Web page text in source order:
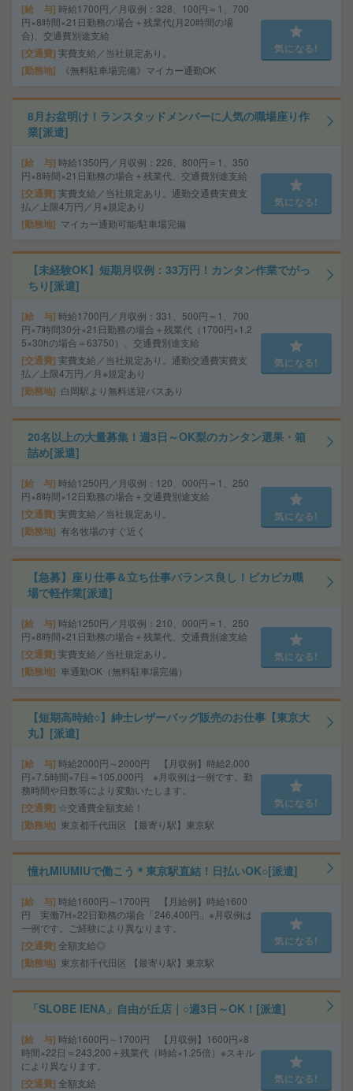
給 与 時給1700円／月収例：328、100円＝1、700
円×8時間×21日勤務の場合＋残業代(月20時間の場
合)、交通費別途支給
交通費 実費支給／当社規定あり。
勤務地 《無料駐車場完備》マイカー通勤OK
気になる!
8月お盆明け！ランスタッドメンバーに人気の職場座り作
業[派遣]
給 与 時給1350円／月収例：226、800円＝1、350
円×8時間×21日勤務の場合＋残業代、交通費別途支給
交通費 実費支給／当社規定あり。通勤交通費実費支
払／上限4万円／月※規定あり
勤務地 マイカー通勤可能/駐車場完備
気になる!
【未経験OK】短期月収例：33万円！カンタン作業でがっ
ちり[派遣]
給 与 時給1700円／月収例：331、500円＝1、700
円×7時間30分×21日勤務の場合＋残業代（1700円×1.2
5×30hの場合＝63750）、交通費別途支給
交通費 実費支給／当社規定あり。通勤交通費実費支
払／上限4万円／月※規定あり
勤務地 白岡駅より無料送迎バスあり
気になる!
20名以上の大量募集！週3日～OK梨のカンタン選果・箱
詰め[派遣]
給 与 時給1250円／月収例：120、000円＝1、250
円×8時間×12日勤務の場合＋交通費別途支給
交通費 実費支給／当社規定あり。
勤務地 有名牧場のすぐ近く
気になる!
【急募】座り仕事＆立ち仕事バランス良し！ピカピカ職
場で軽作業[派遣]
給 与 時給1250円／月収例：210、000円＝1、250
円×8時間×21日勤務の場合＋残業代、交通費別途支給
交通費 実費支給／当社規定あり。
勤務地 車通勤OK（無料駐車場完備）
気になる!
【短期高時給○】紳士レザーバッグ販売のお仕事【東京大
丸】[派遣]
給 与 時給2000円～2000円 【月収例】時給2,000
円×7.5時間×7日＝105,000円 ※月収例は一例です。勤
務時間や日数等により変動いたします。
交通費 ☆交通費全額支給！
勤務地 東京都千代田区 【最寄り駅】東京駅
気になる!
憧れMIUMIUで働こう＊東京駅直結！日払いOK○[派遣]
給 与 時給1600円～1700円 【月給例】時給1600
円 実働7H×22日勤務の場合「246,400円」※月収例は
一例です。ご経験により異なります。
交通費 全額支給◎
勤務地 東京都千代田区 【最寄り駅】東京駅
気になる!
「SLOBE IENA」自由が丘店｜○週3日～OK！[派遣]
給 与 時給1600円～1700円 【月収例】1600円×8
時間×22日＝243,200＋残業代（時給×1.25倍）※スキル
により異なります。
交通費 全額支給 気になる!